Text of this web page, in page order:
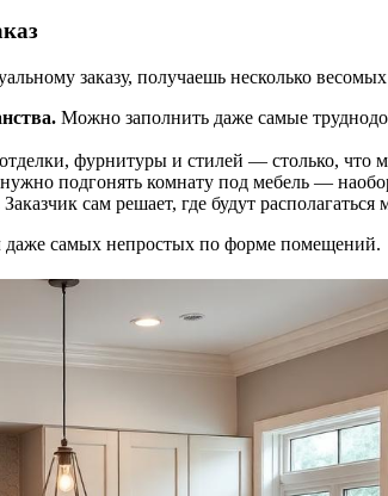
заказу, получаешь несколько
Можно заполнить даже самые
фурнитуры и стилей — столько, что
подгонять комнату под мебель —
Заказчик сам решает, где будут
даже самых непростых по форме помещений.